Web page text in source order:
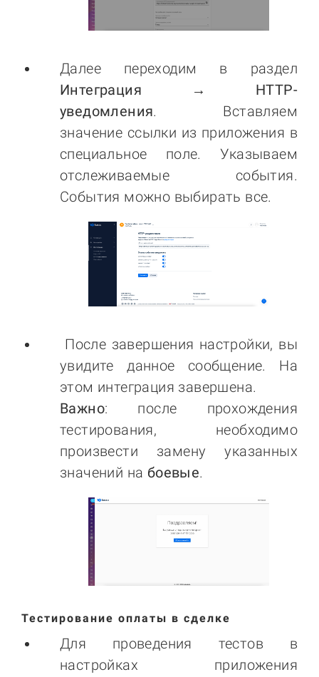
Далее переходим в раздел
Интеграция → HTTP-
уведомления. Вставляем
значение ссылки из приложения в
специальное поле. Указываем
отслеживаемые события.
События можно выбирать все.
После завершения настройки, вы
увидите данное сообщение. На
этом интеграция завершена.
Важно: после прохождения
тестирования, необходимо
произвести замену указанных
значений на боевые.
Тестирование оплаты в сделке
Для проведения тестов в
настройках приложения